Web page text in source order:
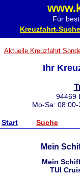
Für
Kreuzfahrt-Suche
Aktuelle Kreuzfahrt
Ihr
94469
Mo-Sa:
Start Suche
Mein
Mein
TUI